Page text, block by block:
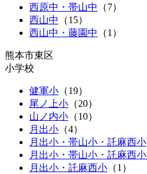
西原中・帯山中
（7）
西山中
（15）
西山中・藤園中
（1 ）
熊本市東区
小学校
健軍小 （19）
尾ノ上小 （20）
山ノ内小 （10）
月出小 （4）
月出小・帯山小・託麻西小
月出小・帯山小・託麻西小
月出小・託麻西小 （1 ）